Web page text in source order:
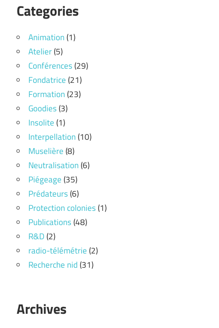
Categories
Animation(1)
Atelier(5)
Conférences(29)
Fondatrice(21)
Formation(23)
Goodies(3)
Insolite(1)
Interpellation(10)
Muselière(8)
Neutralisation(6)
Piégeage(35)
Prédateurs(6)
Protection colonies(1)
Publications(48)
R&D(2)
radio-télémétrie(2)
Recherche nid(31)
Archives